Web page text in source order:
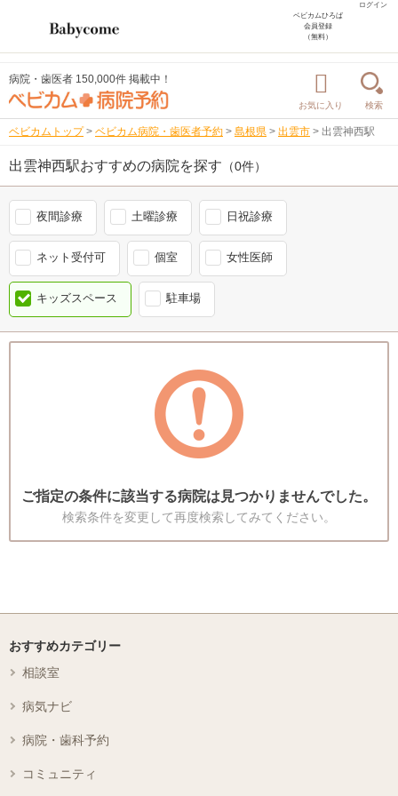
ログイン
ベビカムひろば
会員登録
（無料）
病院・歯医者 150,000件 掲載中！
お気に入り 検索
ベビカムトップ > ベビカム病院・歯医者予約 > 島根県 > 出雲市 > 出雲神西駅
出雲神西駅おすすめの病院を探す （0件）
夜間診療 土曜診療 日祝診療
ネット受付可 個室 女性医師
キッズスペース 駐車場
ご指定の条件に該当する病院は見つかりませんでした。
検索条件を変更して再度検索してみてください。
おすすめカテゴリー
相談室
病気ナビ
病院・歯科予約
コミュニティ